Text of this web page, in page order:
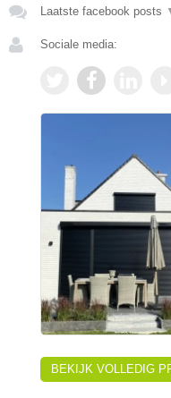
Laatste facebook posts
Sociale media:
BEKIJK VOLLEDIG